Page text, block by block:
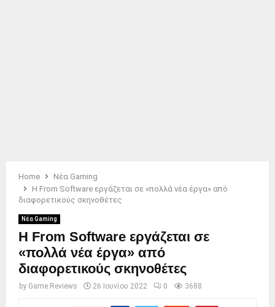
Home
Νέα Gaming
Η From Software εργάζεται σε «πολλά νέα έργα» από
διαφορετικούς σκηνοθέτες
Νέα Gaming
Η From Software εργάζεται σε
«πολλά νέα έργα» από
διαφορετικούς σκηνοθέτες
by Game Reviews 26 Ιουνίου 2022 0 3688